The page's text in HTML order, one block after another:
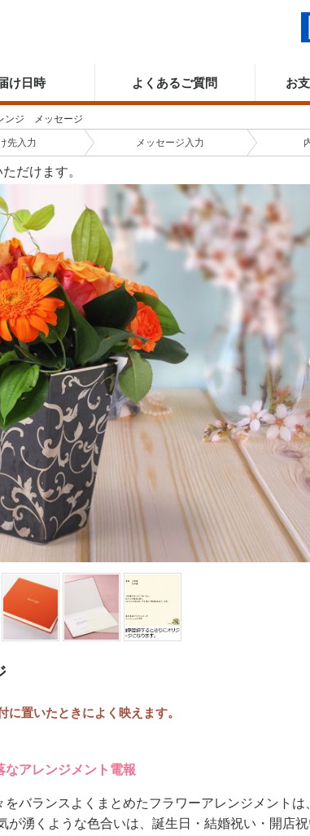
け日時 よくあるご質問 お
ンジ メッセージ
先入力 メッセージ 入力
だけます。
置いたときによく映えます。
なアレンジメント電報
バランスよくまとめたフラワーアレンジメント
が湧くような色合いは、誕生日・結婚祝い・開店